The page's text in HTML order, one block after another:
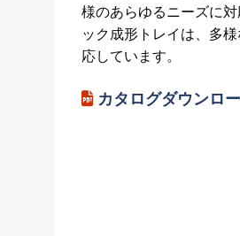
様のあらゆるニーズに対
ック成形トレイは、多
応しています。
カタログダウンロ